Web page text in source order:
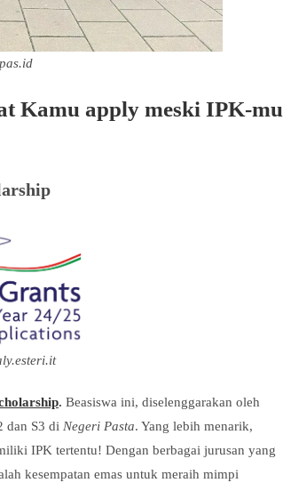
Kamu apply meski IPK-mu
. Beasiswa ini, diselenggarakan oleh
dan S3 di Negeri Pasta. Yang lebih menarik,
IPK tertentu! Dengan berbagai jurusan yang
kesempatan emas untuk meraih mimpi